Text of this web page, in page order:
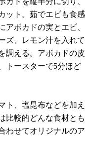
ット。茹でエビも食感
アボカドの実とエビ、
ズ、レモン汁を入れて
調える。アボカドの皮
トースターで5分ほど
ト、塩昆布などを加え
比較的どんな食材とも
わせてオリジナルのア